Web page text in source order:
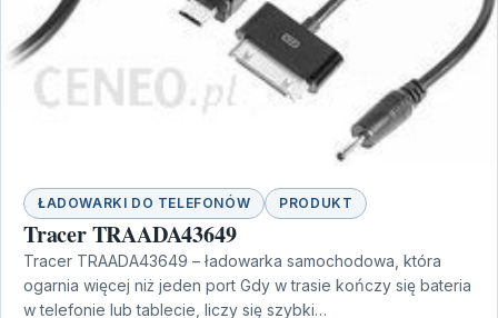
ŁADOWARKI DO TELEFONÓW PRODUKT
Tracer TRAADA43649
Tracer TRAADA43649 – ładowarka samochodowa, która
ogarnia więcej niż jeden port Gdy w trasie kończy się bateria
w telefonie lub tablecie, liczy się szybki…